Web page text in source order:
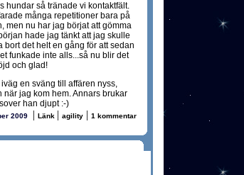
hundar så tränade vi kontaktfält.
många repetitioner bara på
men nu har jag börjat att gömma
hade jag tänkt att jag skulle
bort det helt en gång för att sedan
funkade inte alls...så nu blir det
och glad!
en sväng till affären nyss,
jag kom hem. Annars brukar
han djupt :-)
2009 | Länk | agility| 1 kommentar